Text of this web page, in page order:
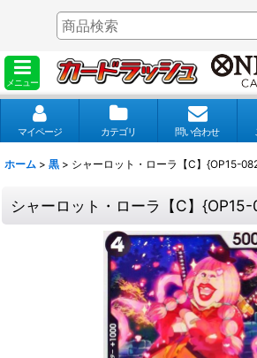
メニュー
マイページ カテゴリ 問い合わせ
ホーム > 黒 > シャーロット・ローラ【C】{OP15-
シャーロット・ローラ【C】